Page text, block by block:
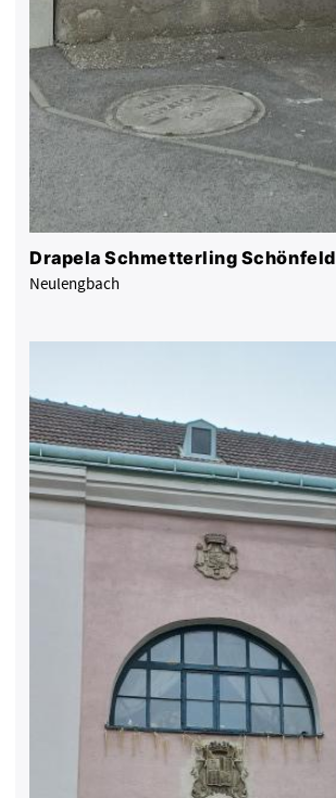
Drapela Schmetterling Schönfeld
Neulengbach